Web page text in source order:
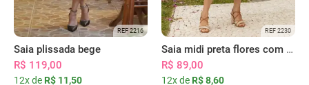
REF 2216
Saia plissada bege
R$ 119,00
12x de R$ 11,50
REF 2230
Saia midi preta flores com bolsos
R$ 89,00
12x de R$ 8,60